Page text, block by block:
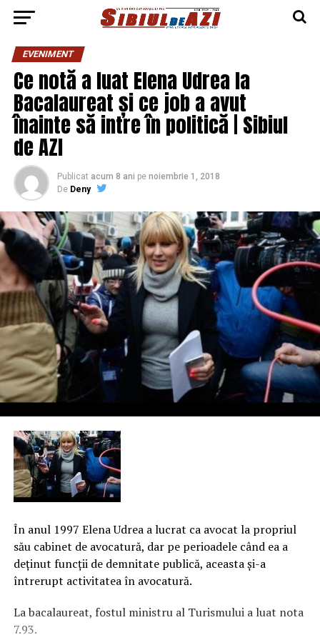
EVENIMENT
Ce notă a luat Elena Udrea la
Bacalaureat și ce job a avut
înainte să intre în politică | Sibiul
de AZI
Publicat acum 8 ani pe noiembrie 1, 2018
De Deny
În anul 1997 Elena Udrea a lucrat ca avocat la propriul
său cabinet de avocatură, dar pe perioadele când ea a
deţinut funcţii de demnitate publică, aceasta şi-a
întrerupt activitatea în avocatură.
La bacalaureat, fostul ministru al Turismului a luat nota
7.93.